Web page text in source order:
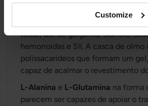
Customize
também para tosse, irritações na
tosse, dor de garganta, diarreia,
hemorroidas e SII. A casca de
polissacarídeos que formam um
capaz de acalmar o revestimento
L-Alanina e L-Glutamina na forma
parecem ser capazes de apoiar o